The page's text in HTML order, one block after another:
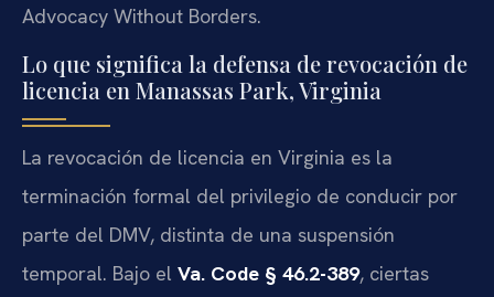
Advocacy Without Borders.
Lo que significa la defensa de revocación de
licencia en Manassas Park, Virginia
La revocación de licencia en Virginia es la
terminación formal del privilegio de conducir por
parte del DMV, distinta de una suspensión
temporal. Bajo el Va. Code § 46.2-389, ciertas